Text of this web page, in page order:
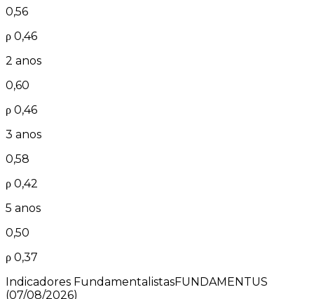
0,56
ρ 0,46
2 anos
0,60
ρ 0,46
3 anos
0,58
ρ 0,42
5 anos
0,50
ρ 0,37
Indicadores FundamentalistasFUNDAMENTUS
(07/08/2026)